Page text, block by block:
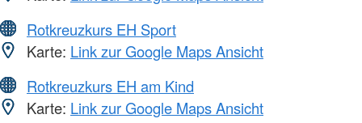
Rotkreuzkurs EH Sport
Karte: Link zur Google Maps Ansicht
Rotkreuzkurs EH am Kind
Karte: Link zur Google Maps Ansicht